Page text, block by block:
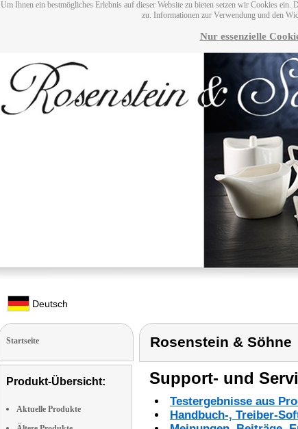
Um Ihnen ein bestmögliches Erlebnis auf dieser Website zu bieten setzen wir Cookies
zu. Informationen zur Verwendung und den
Nur essenzielle
Deutsch
Startseite
Produkt-Übersicht:
Aktuelle Produkte
Rosenstein & Söhne
Support- und
Testergebnisse aus
Handbuch-, Treiber-